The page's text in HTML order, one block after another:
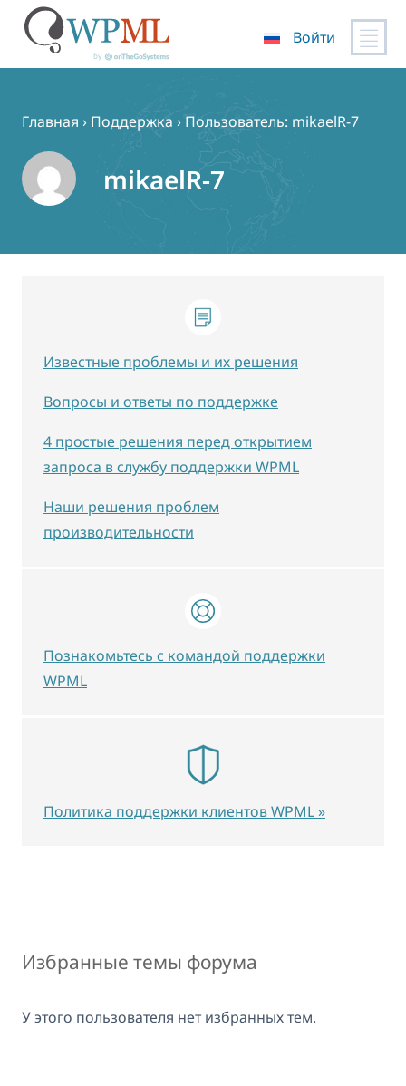
содержимому
Войти
Главная › Поддержка › Пользователь: mikaelR-7
mikaelR-7
Избранные темы форума
У этого пользователя нет избранных тем.
Известные проблемы и их решения
Вопросы и ответы по поддержке
4 простые решения перед открытием
запроса в службу поддержки WPML
Наши решения проблем
производительности
Познакомьтесь с командой поддержки
WPML
Политика поддержки клиентов WPML »